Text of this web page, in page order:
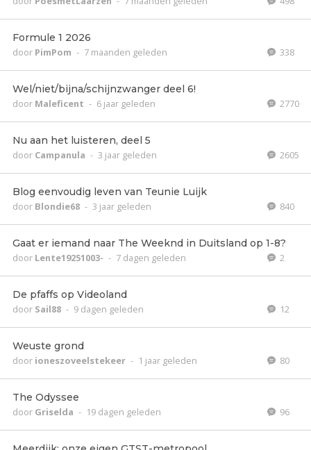
Formule 1 2026
door PimPom - 7 maanden geleden 338
Wel/niet/bijna/schijnzwanger deel 6!
door Maleficent - 6 jaar geleden 2770
Nu aan het luisteren, deel 5
door Campanula - 3 jaar geleden 2605
Blog eenvoudig leven van Teunie Luijk
door Blondie68 - 3 jaar geleden 840
Gaat er iemand naar The Weeknd in Duitsland op 1-8?
door Lente19251003- - 7 dagen geleden 2
De pfaffs op Videoland
door Sail88 - 9 dagen geleden 12
Weuste grond
door ioneszoveelstekeer - 1 jaar geleden 80
The Odyssee
door Griselda - 19 dagen geleden 96